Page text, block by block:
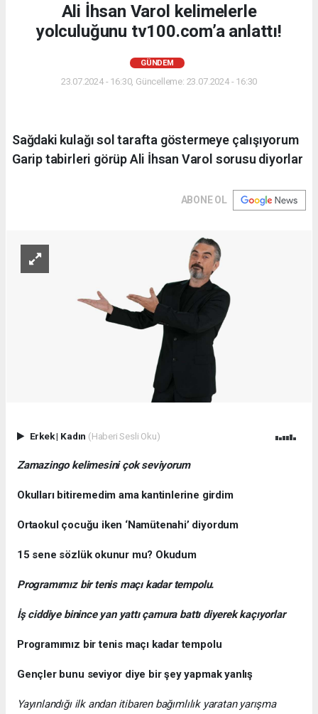
Ali İhsan Varol kelimelerle
yolculuğunu tv100.com’a anlattı!
GÜNDEM
23.07.2024 - 16:30, Güncelleme: 23.07.2024 - 16:30
Sağdaki kulağı sol tarafta göstermeye çalışıyorum
Garip tabirleri görüp Ali İhsan Varol sorusu diyorlar
ABONE OL
Erkek| Kadın (Haberi Sesli Oku)
Zamazingo kelimesini çok seviyorum
Okulları bitiremedim ama kantinlerine girdim
Ortaokul çocuğu iken ‘Namütenahi’ diyordum
15 sene sözlük okunur mu? Okudum
Programımız bir tenis maçı kadar tempolu.
İş ciddiye binince yan yattı çamura battı diyerek kaçıyorlar
Programımız bir tenis maçı kadar tempolu
Gençler bunu seviyor diye bir şey yapmak yanlış
Yayınlandığı ilk andan itibaren bağımlılık yaratan yarışma